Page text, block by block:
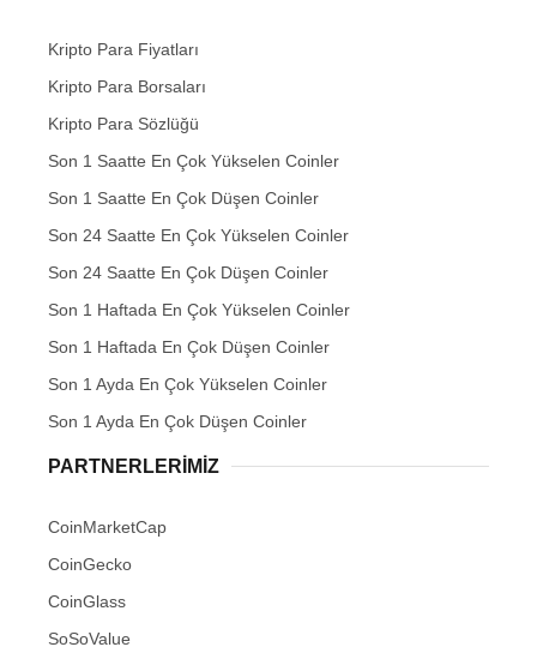
Kripto Para Fiyatları
Kripto Para Borsaları
Kripto Para Sözlüğü
Son 1 Saatte En Çok Yükselen Coinler
Son 1 Saatte En Çok Düşen Coinler
Son 24 Saatte En Çok Yükselen Coinler
Son 24 Saatte En Çok Düşen Coinler
Son 1 Haftada En Çok Yükselen Coinler
Son 1 Haftada En Çok Düşen Coinler
Son 1 Ayda En Çok Yükselen Coinler
Son 1 Ayda En Çok Düşen Coinler
PARTNERLERIMIZ
CoinMarketCap
CoinGecko
CoinGlass
SoSoValue